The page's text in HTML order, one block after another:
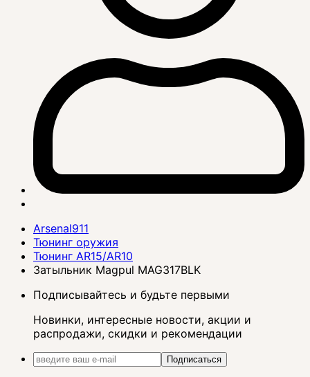
Arsenal911
Тюнинг оружия
Тюнинг AR15/AR10
Затыльник Magpul MAG317BLK
Подписывайтесь и будьте первыми
Новинки, интересные новости, акции и
распродажи, скидки и рекомендации
Подписаться